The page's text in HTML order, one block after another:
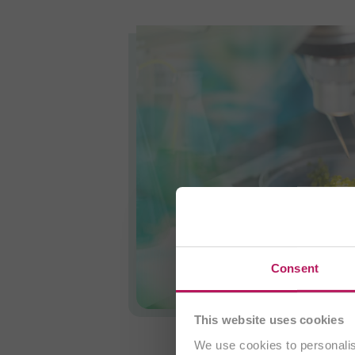
Consent
This website uses cookies
We use cookies to
Está